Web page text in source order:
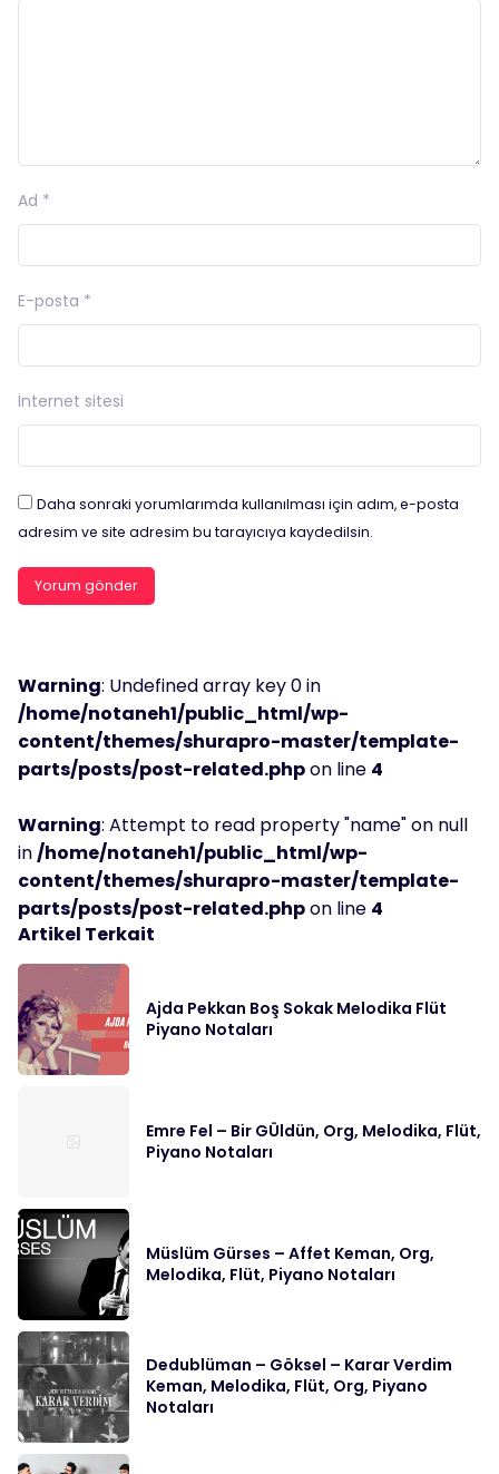
Ad *
E-posta *
İnternet sitesi
Daha sonraki yorumlarımda kullanılması için adım, e-posta
adresim ve site adresim bu tarayıcıya kaydedilsin.
Warning: Undefined array key 0 in
/home/notaneh1/public_html/wp-
content/themes/shurapro-master/template-
parts/posts/post-related.phpon line 4
Warning: Attempt to read property "name" on null
in /home/notaneh1/public_html/wp-
content/themes/shurapro-master/template-
parts/posts/post-related.phpon line 4
Artikel Terkait
Ajda Pekkan Boş Sokak Melodika Flüt
Piyano Notaları
Emre Fel – Bir GÜldün, Org, Melodika, Flüt,
Piyano Notaları
Müslüm Gürses – Affet Keman, Org,
Melodika, Flüt, Piyano Notaları
Dedublüman – Göksel – Karar Verdim
Keman, Melodika, Flüt, Org, Piyano
Notaları